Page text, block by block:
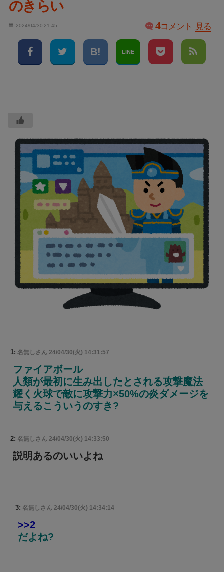
のきらい
2024/04/30 21:45 4コメント 見る
LINE
1: 名無しさん 24/04/30(火) 14:31:57
ファイアボール
人類が最初に生み出したとされる攻撃魔法
耀く火球で敵に攻撃力×50%の炎ダメージを
与えるこういうのすき?
2: 名無しさん 24/04/30(火) 14:33:50
説明あるのいいよね
3: 名無しさん 24/04/30(火) 14:34:14
>>2
だよね?